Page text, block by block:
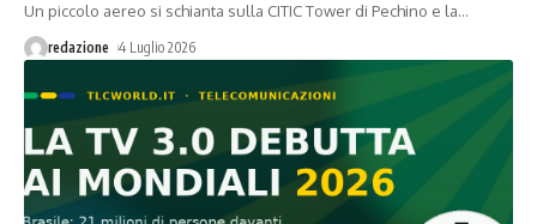
Un piccolo aereo si schianta sulla CITIC Tower di Pechino e la…
redazione 4 Luglio 2026